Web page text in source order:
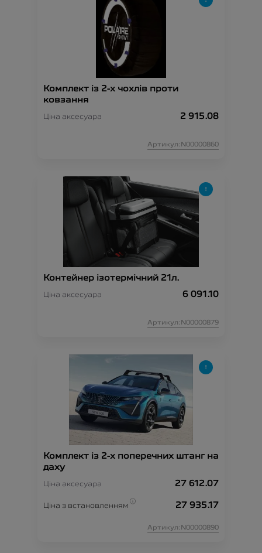
Комплект із 2-х чохлів проти
ковзання
Ціна аксесуара 2 915.08
Артикул:N00000860
Контейнер ізотермічний 21л.
Ціна аксесуара 6 091.10
Артикул:N00000879
Комплект із 2-х поперечних штанг на
даху
Ціна аксесуара 27 612.07
Ціна з встановленням 27 935.17
Артикул:N00000890